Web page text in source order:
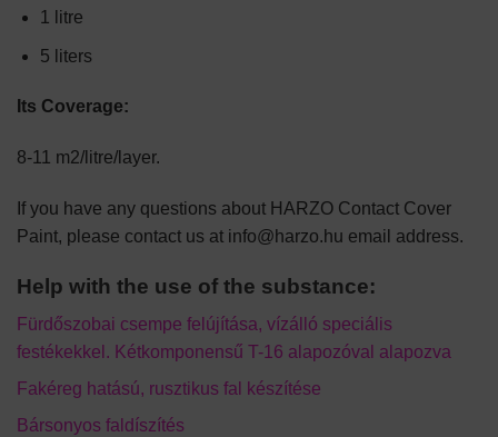
1 litre
5 liters
Its Coverage:
8-11 m2/litre/layer.
If you have any questions about HARZO Contact Cover
Paint, please contact us at info@harzo.hu email address.
Help with the use of the substance:
Fürdőszobai csempe felújítása, vízálló speciális
festékekkel. Kétkomponensű T-16 alapozóval alapozva
Fakéreg hatású, rusztikus fal készítése
Bársonyos faldíszítés